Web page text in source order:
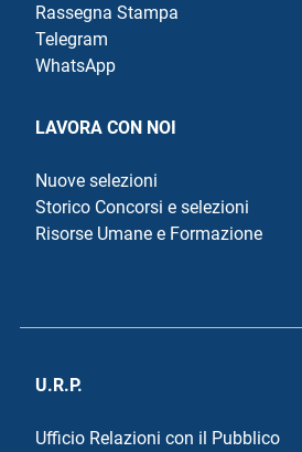
Rassegna Stampa
Telegram
WhatsApp
LAVORA CON NOI
Nuove selezioni
Storico Concorsi e selezioni
Risorse Umane e Formazione
U.R.P.
Ufficio Relazioni con il Pubblico